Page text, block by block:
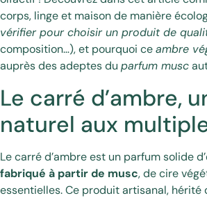
corps, linge et maison de manière
vérifier pour choisir un produit de
composition…), et pourquoi ceambre
auprès des adeptes du parfum musc
Le carré d’ambre,
naturel aux
Le carré d’ambre est un parfum solide
fabriqué à partir de musc, de cire
essentielles. Ce produit artisanal, hérité